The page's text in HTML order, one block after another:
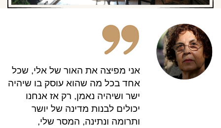
אני מפיצה את האור של אלי, שכל
אחד בכל מה שהוא עוסק בו שיהיה
ישר ושיהיה נאמן, רק אז אנחנו
יכולים לבנות מדינה של יושר
ותרומה ונתינה, המסר שלי,